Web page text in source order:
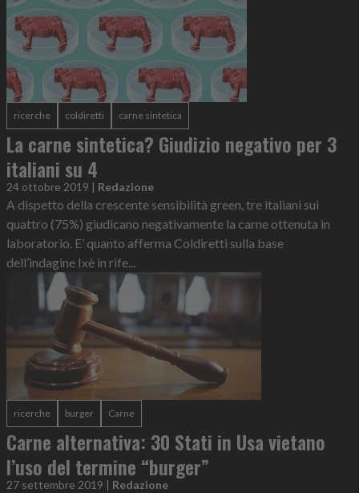
ricerche coldiretti carne sintetica
La carne sintetica? Giudizio negativo per 3
italiani su 4
24 ottobre 2019 | Redazione
A dispetto della crescente sensibilità green, tre italiani sui
quattro (75%) giudicano negativamente la carne ottenuta in
laboratorio. E’ quanto afferma Coldiretti sulla base
dell’indagine Ixè in rife...
ricerche burger Carne
Carne alternativa: 30 Stati in Usa vietano
l’uso del termine “burger”
27 settembre 2019 | Redazione